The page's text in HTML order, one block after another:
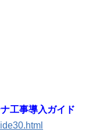
工事導入ガイド